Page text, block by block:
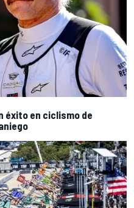
éxito en ciclismo de